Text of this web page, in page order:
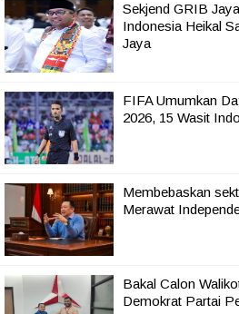
Sekjend GRIB
Indonesia Heikal
Jaya
FIFA Umumkan
2026, 15 Wasit
Membebaskan
Merawat
Bakal Calon
Demokrat Partai